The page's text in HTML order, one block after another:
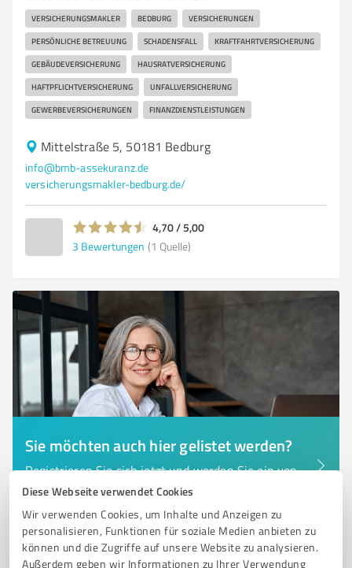
Diese Webseite verwendet Cookies
Wir verwenden Cookies, um Inhalte und Anzeigen zu
personalisieren, Funktionen für soziale Medien anbieten zu
können und die Zugriffe auf unsere Website zu analysieren.
Außerdem geben wir Informationen zu Ihrer Verwendung
VERSICHERUNGSMAKLER BEDBURG VERSICHERUNGEN
PERSÖNLICHE BETREUUNG SCHADENSFALL KRAFTFAHRTVERSICHERUNG
GEBÄUDEVERSICHERUNG HAUSRATVERSICHERUNG
HAFTPFLICHTVERSICHERUNG UNFALLVERSICHERUNG
GEWERBEVERSICHERUNGEN FINANZDIENSTLEISTUNGEN
Mittelstraße 5, 50181 Bedburg
info@bmb-assekuranz.de
versicherungsmakler-bedburg.de/
4,70 / 5,00
3 Bewertungen (1 Quelle)
Sie möchten auch hier gelistet werden?
Registrieren Sie sich jetzt und werden Sie ein von
Kunden empfohlener ProvenExpert!
6 Versicherungsdienstleistungen